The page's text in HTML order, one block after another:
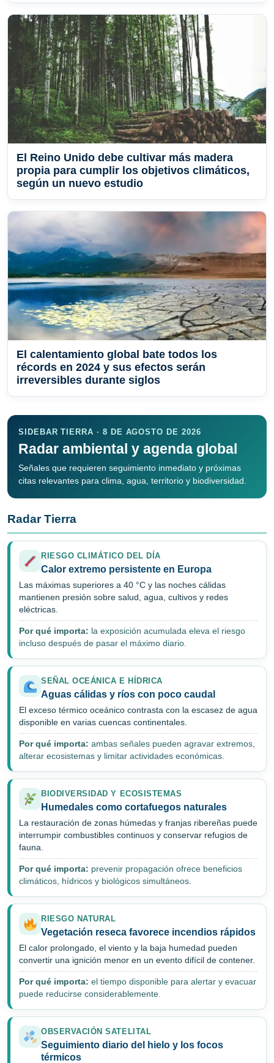
El Reino Unido debe cultivar más madera
propia para cumplir los objetivos climáticos,
según un nuevo estudio
El calentamiento global bate todos los
récords en 2024 y sus efectos serán
irreversibles durante siglos
SIDEBAR TIERRA · 8 DE AGOSTO DE 2026
Radar ambiental y agenda global
Señales que requieren seguimiento inmediato y próximas
citas relevantes para clima, agua, territorio y biodiversidad.
Radar Tierra
RIESGO CLIMÁTICO DEL DÍA
Calor extremo persistente en Europa
Las máximas superiores a 40 °C y las noches cálidas
mantienen presión sobre salud, agua, cultivos y redes
eléctricas.
Por qué importa: la exposición acumulada eleva el riesgo
incluso después de pasar el máximo diario.
SEÑAL OCEÁNICA E HÍDRICA
Aguas cálidas y ríos con poco caudal
El exceso térmico oceánico contrasta con la escasez de agua
disponible en varias cuencas continentales.
Por qué importa: ambas señales pueden agravar extremos,
alterar ecosistemas y limitar actividades económicas.
BIODIVERSIDAD Y ECOSISTEMAS
Humedales como cortafuegos naturales
La restauración de zonas húmedas y franjas ribereñas puede
interrumpir combustibles continuos y conservar refugios de
fauna.
Por qué importa: prevenir propagación ofrece beneficios
climáticos, hídricos y biológicos simultáneos.
RIESGO NATURAL
Vegetación reseca favorece incendios rápidos
El calor prolongado, el viento y la baja humedad pueden
convertir una ignición menor en un evento difícil de contener.
Por qué importa: el tiempo disponible para alertar y evacuar
puede reducirse considerablemente.
OBSERVACIÓN SATELITAL
Seguimiento diario del hielo y los focos
térmicos